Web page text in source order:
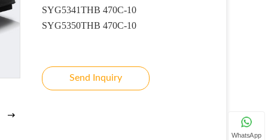
SYG5341THB 470C-10
SYG5350THB 470C-10
Send Inquiry
WhatsApp